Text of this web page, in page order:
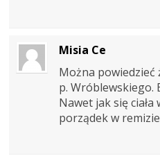
Misia Ce
Można
p. Wróblewskiego.
Nawet jak się ciała
porządek w